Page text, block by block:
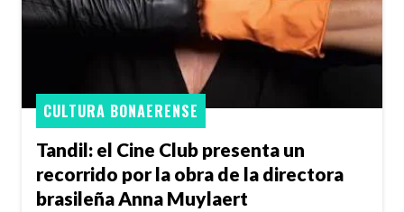
Tandil: el Cine Club presenta un
recorrido por la obra de la directora
brasileña Anna Muylaert
CULTURA BONAERENSE